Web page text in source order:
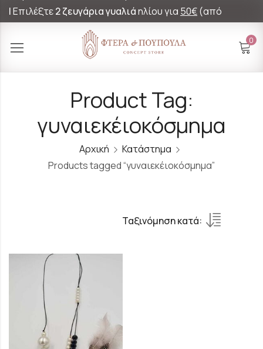
|Επιλέξτε2 ζευγάρια γυαλιάηλίου για 50€(από
0
Product Tag:
γυναιεκέιοκόσμημα
Αρχική
Κατάστημα
Products tagged “γυναιεκέιοκόσμημα”
Ταξινόμηση κατά: